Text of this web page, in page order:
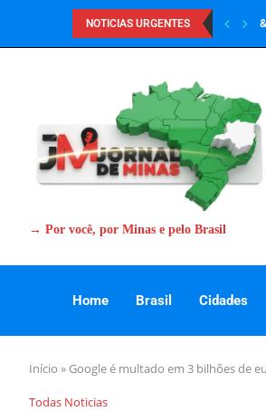
NOTICIAS URGENTES &
→ Por você, por Minas e pelo Brasil
Home Brasil Cidades
Início » Google é multado em 3 bilhões de
Todas Noticias